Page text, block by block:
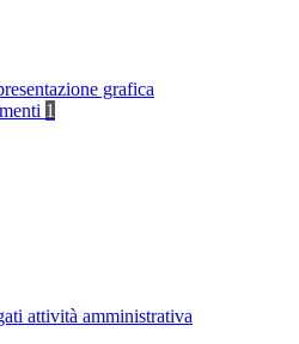
grafica
1
attività amministrativa